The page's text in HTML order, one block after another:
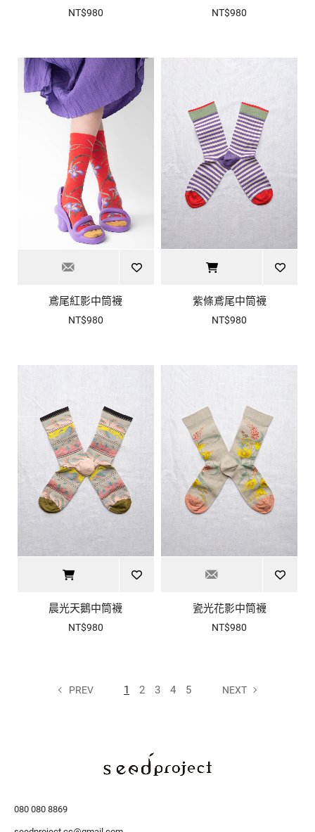
NT$980 NT$980
鳶尾紅影中筒襪
NT$980
紫條鳶尾中筒襪
NT$980
晨光天鵝中筒襪
NT$980
瓷光花影中筒襪
NT$980
PREV 1 2 3 4 5 NEXT
080 080 8869